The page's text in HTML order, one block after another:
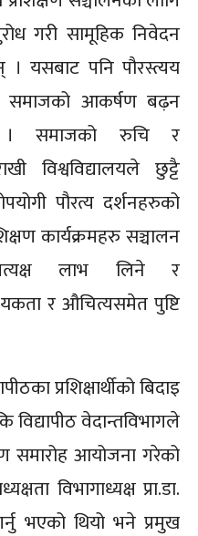
गरी सामूहिक निवेदन
यसबाट पनि पौरस्त्यय
समाजको आकर्षण बढ़न
। समाजको रुचि र
विश्वविद्यालयले छुट्टै
पौरत्य दर्शनहरुको
कार्यक्रमहरु सञ्चालन
लाभ लिने र
र औचित्यसमेत पुष्टि
प्रशिक्षार्थीको बिदाइ
विद्यापीठ वेदान्तविभागले
समारोह आयोजना गरेको
विभागाध्यक्ष प्रा.डा.
भएको थियो भने प्रमुख